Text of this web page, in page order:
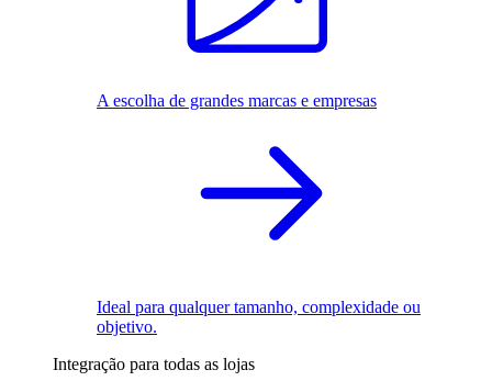
A escolha de grandes marcas e empresas
Ideal para qualquer tamanho, complexidade ou
objetivo.
Integração para todas as lojas